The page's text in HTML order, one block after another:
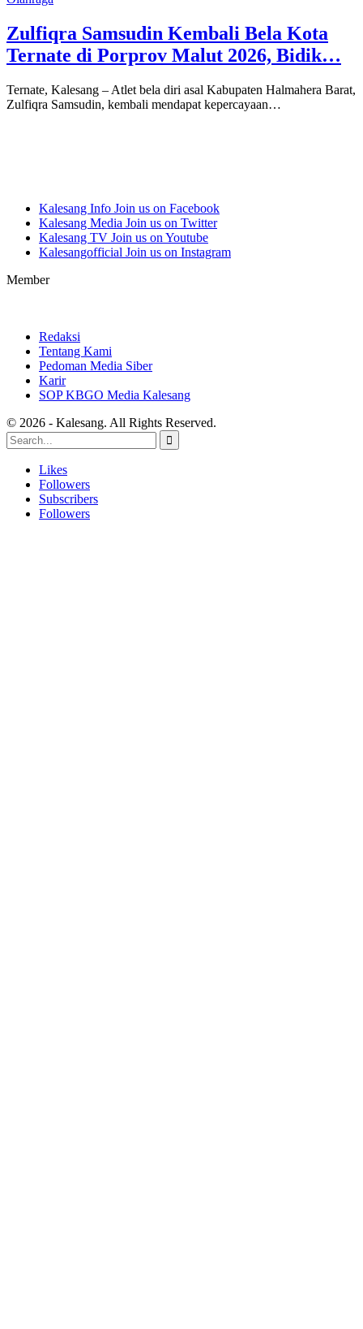
Zulfiqra Samsudin Kembali Bela Kota
Ternate di Porprov Malut 2026, Bidik…
Ternate, Kalesang – Atlet bela diri asal Kabupaten Halmahera Barat,
Zulfiqra Samsudin, kembali mendapat kepercayaan…
Kalesang Info Join us on Facebook
Kalesang Media Join us on Twitter
Kalesang TV Join us on Youtube
Kalesangofficial Join us on Instagram
Member
Redaksi
Tentang Kami
Pedoman Media Siber
Karir
SOP KBGO Media Kalesang
© 2026 - Kalesang. All Rights Reserved.
Likes
Followers
Subscribers
Followers